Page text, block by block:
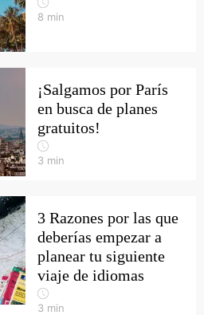
8 min
¡Salgamos por París
en busca de planes
gratuitos!
3 min
3 Razones por las que
deberías empezar a
planear tu siguiente
viaje de idiomas
3 min